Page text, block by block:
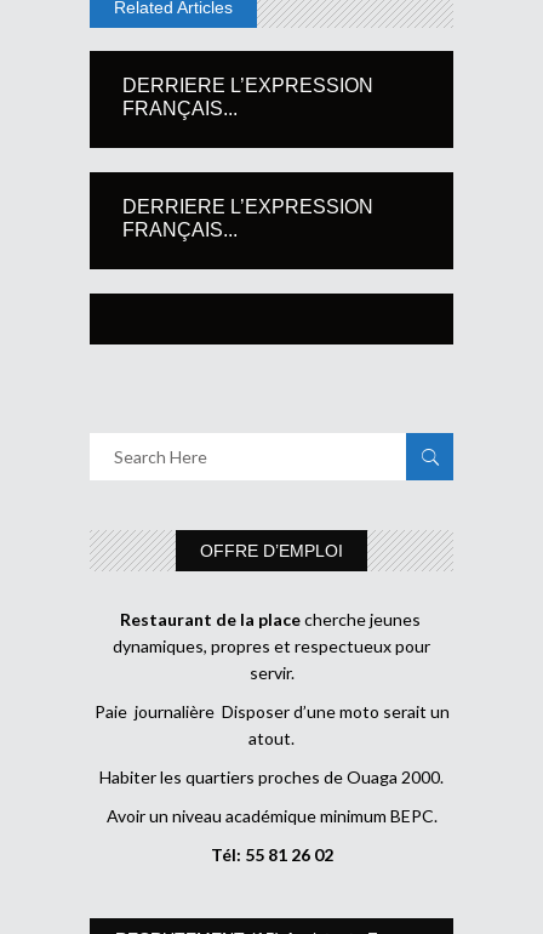
Related Articles
DERRIERE L’EXPRESSION
FRANÇAIS...
DERRIERE L’EXPRESSION
FRANÇAIS...
OFFRE D’EMPLOI
Restaurant de la placecherche jeunes
dynamiques, propres et respectueux pour
servir.
Paie journalière Disposer d’une moto serait un
atout.
Habiter les quartiers proches de Ouaga 2000.
Avoir un niveau académique minimum BEPC.
Tél: 55 81 26 02